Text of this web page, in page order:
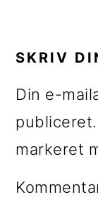
SKRIV
Din e-
publiceret.
markeret